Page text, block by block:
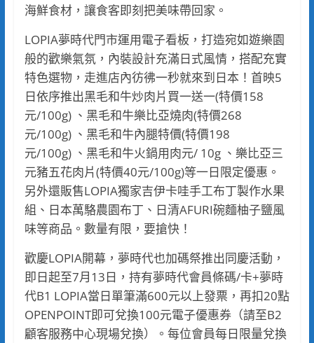
海鮮食材，讓食客即刻把美味帶回家。
LOPIA夢時代門市運用電子看板，打造宛如遊樂園
般的歡樂氣氛，內裝設計充滿日式風情，搭配充實
特色選物，走進店內彷彿一秒就來到日本！首映5
日依序推出黑毛和牛炒肉片買一送一(特價158
元/100g) 、黑毛和牛樂比亞燒肉(特價268
元/100g) 、黑毛和牛內腿特價(特價198
元/100g) 、黑毛和牛火鍋用肉元/ 10g 、樂比亞三
元豬五花肉片(特價40元/100g)等一日限定優惠。
另外還販售LOPIA獨家吉伊卡哇手工布丁製作水果
組、日本萬駱農園布丁、日清AFURI碗麵柚子鹽風
味等商品。數量有限，要搶快！
歡慶LOPIA開幕，夢時代也加碼祭推出同慶活動，
即日起至7月13日，持有夢時代會員條碼/卡+夢時
代B1 LOPIA當日單筆滿600元以上發票，再扣20點
OPENPOINT即可兌換100元電子優惠券（請至B2
顧客服務中心現場兌換）。每位會員每日限量兌換